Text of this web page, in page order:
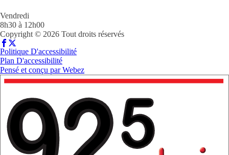
Vendredi
8h30 à 12h00
Copyright © 2026 Tout droits réservés
Politique D'accessibilité
Plan D'accessibilité
Pensé et conçu parWebez